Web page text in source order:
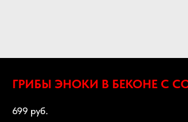
ГРИБЫ ЭНОКИ В БЕКОНЕ С
699 руб.